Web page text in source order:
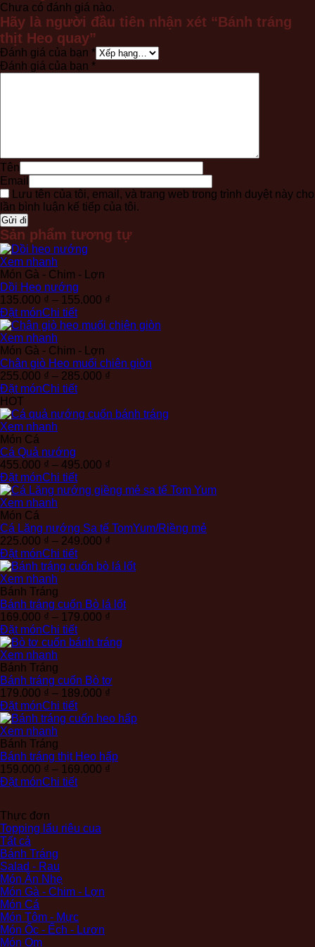
Chưa có đánh giá nào.
Hãy là người đầu tiên nhận xét “Bánh tráng
thịt Heo quay”
Đánh giá của bạn *
Đánh giá của bạn *
Tên
Email
Lưu tên của tôi, email, và trang web trong trình duyệt này cho
lần bình luận kế tiếp của tôi.
Sản phẩm tương tự
Xem nhanh
Món Gà - Chim - Lợn
Dồi Heo nướng
135.000 ₫ – 155.000 ₫
từ
155.000 ₫
Đặt mónChi tiết
Xem nhanh
Món Gà - Chim - Lợn
Chân giò Heo muối chiên giòn
255.000 ₫ – 285.000 ₫
255.000 ₫
Đặt mónChi tiết
HOT
Xem nhanh
Món Cá
Cá Quả nướng
455.000 ₫ – 495.000 ₫
từ
495.000 ₫
Đặt mónChi tiết
Xem nhanh
Món Cá
Cá Lăng nướng Sa tế TomYum/Riềng mẻ
225.000 ₫ – 249.000 ₫
từ
249.000 ₫
Đặt mónChi tiết
Xem nhanh
Bánh Tráng
Bánh tráng cuốn Bò lá lốt
169.000 ₫ – 179.000 ₫
từ
179.000 ₫
Đặt mónChi tiết
Xem nhanh
Bánh Tráng
Bánh tráng cuốn Bò tơ
179.000 ₫ – 189.000 ₫
từ
189.000 ₫
Đặt mónChi tiết
Xem nhanh
Bánh Tráng
Bánh tráng thịt Heo hấp
159.000 ₫ – 169.000 ₫
Đặt mónChi tiết
Thực đơn
Topping lẩu riêu cua
Tất cả
Bánh Tráng
Salad - Rau
Món Ăn Nhẹ
Món Gà - Chim - Lợn
Món Cá
Món Tôm - Mực
Món Ốc - Ếch - Lươn
Món Om